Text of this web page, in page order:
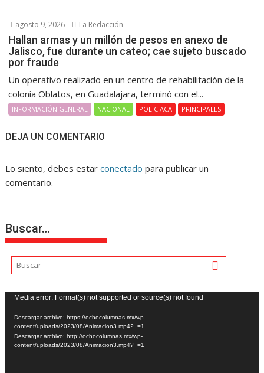
agosto 9, 2026 La Redacción
Hallan armas y un millón de pesos en anexo de
Jalisco, fue durante un cateo; cae sujeto buscado
por fraude
Un operativo realizado en un centro de rehabilitación de la
colonia Oblatos, en Guadalajara, terminó con el...
INFORMACIÓN GENERAL NACIONAL POLICIACA PRINCIPALES
DEJA UN COMENTARIO
Lo siento, debes estarconectado para publicar un
comentario.
Buscar…
Reproductor
de
vídeo
Media error: Format(s) not supported or source(s) not found
Descargar archivo: https://ochocolumnas.mx/wp-
content/uploads/2023/08/Animacion3.mp4?_=1
Descargar archivo: http://ochocolumnas.mx/wp-
content/uploads/2023/08/Animacion3.mp4?_=1